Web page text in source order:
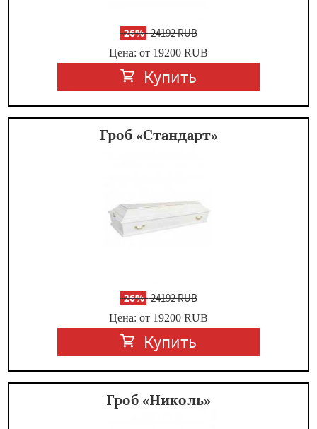
-26%24192 RUB
Цена: от 19200 RUB
Купить
Гроб «Стандарт»
-26%24192 RUB
Цена: от 19200 RUB
Купить
Гроб «Николь»